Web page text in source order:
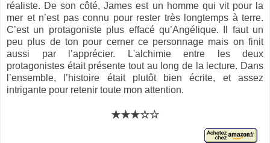
réaliste. De son côté, James est un homme qui vit pour la
mer et n’est pas connu pour rester très longtemps à terre.
C’est un protagoniste plus effacé qu’Angélique. Il faut un
peu plus de ton pour cerner ce personnage mais on finit
aussi par l’apprécier. L'alchimie entre les deux
protagonistes était présente tout au long de la lecture. Dans
l’ensemble, l’histoire était plutôt bien écrite, et assez
intrigante pour retenir toute mon attention.
★★★☆☆